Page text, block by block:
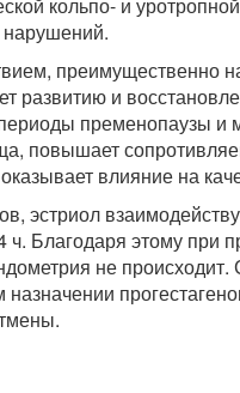
нарушений.
преимущественно
развитию и
пременопаузы и
повышает
влияние на
эстриол
ч. Благодаря этому при
не происходит.